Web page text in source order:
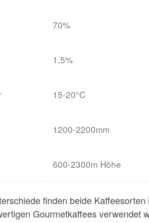
70%
1,5%
15-20°C
1200-2200mm
600-2300m Höhe
finden beide
Gourmetkaffees verwendet